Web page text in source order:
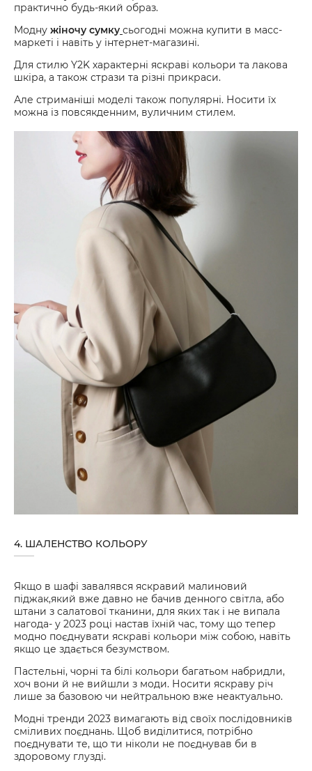
практично будь-який образ.
Модну жіночу сумку сьогодні можна купити в масс-
маркеті і навіть у інтернет-магазині.
Для стилю Y2K характерні яскраві кольори та лакова
шкіра, а також стрази та різні прикраси.
Але стриманіші моделі також популярні. Носити їх
можна із повсякденним, вуличним стилем.
4. ШАЛЕНСТВО КОЛЬОРУ
Якщо в шафі завалявся яскравий малиновий
піджак,який вже давно не бачив денного світла, або
штани з салатової тканини, для яких так і не випала
нагода- у 2023 році настав їхній час, тому що тепер
модно поєднувати яскраві кольори між собою, навіть
якщо це здається безумством.
Пастельні, чорні та білі кольори багатьом набридли,
хоч вони й не вийшли з моди. Носити яскраву річ
лише за базовою чи нейтральною вже неактуально.
Модні тренди 2023 вимагають від своїх послідовників
сміливих поєднань. Щоб виділитися, потрібно
поєднувати те, що ти ніколи не поєднував би в
здоровому глузді.